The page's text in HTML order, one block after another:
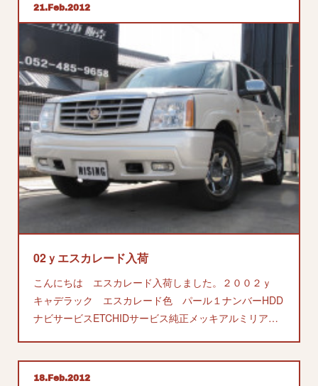
21 Feb 2012
02ｙエスカレード入荷
こんにちは エスカレード入荷しました。２００２ｙ
キャデラック エスカレード色 パール１ナンバーHDD
ナビサービスETCHIDサービス純正メッキアルミリア…
18 Feb 2012